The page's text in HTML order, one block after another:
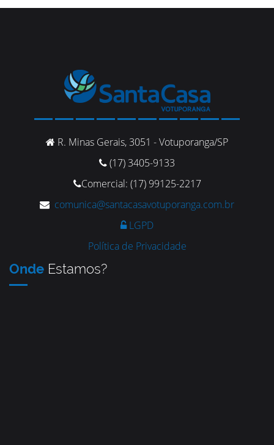
R. Minas Gerais, 3051 - Votuporanga/SP
(17) 3405-9133
Comercial: (17) 99125-2217
comunica@santacasavotuporanga.com.br
LGPD
Política de Privacidade
Onde Estamos?